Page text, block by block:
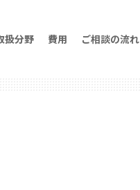
扱分野 費用 ご相談の流れ